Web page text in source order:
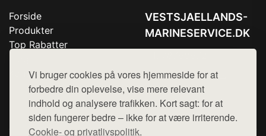
Vi bruger cookies på vores hjemmeside for at
forbedre din oplevelse, vise mere relevant
indhold og analysere trafikken. Kort sagt: for at
siden fungerer bedre – ikke for at være irriterende.
Cookie- og privatlivspolitik.
Forside
Produkter
Top Rabatter
Kontakt
VESTSJAELLANDS-
MARINESERVICE.DK
Mail:hej@want.dk
Cookie- og privatlivspolitik